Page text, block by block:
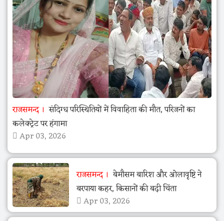
राजसमन्द
संदिग्ध परिस्थितियों में विवाहिता की मौत, परिजनों का
कलेक्ट्रेट पर हंगामा
Apr 03, 2026
राजसमन्द
बेमौसम बारिश और ओलावृष्टि ने
बरपाया कहर, किसानों की बढ़ी चिंता
Apr 03, 2026